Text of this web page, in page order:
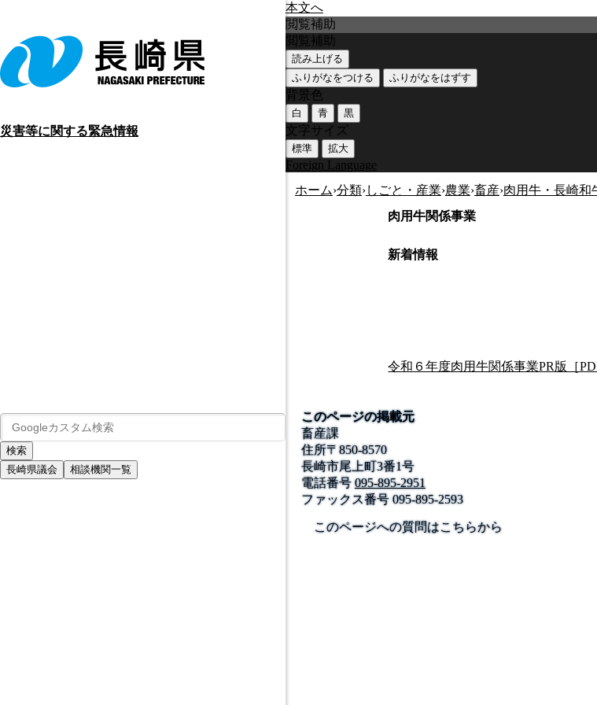
本文へ
災害等に関する緊急情報
長崎県議会 相談機関一覧
閲覧補助
閲覧補助
読み上げる
ふりがなをつける
ふりがなをはずす
背景色
白 青 黒
文字サイズ
標準 拡大
Foreign Language
ホーム›分類›しごと・産業›農業›畜産›肉用牛・長崎和
肉用牛関係事業
新着情報
令和６年度肉用牛関係事業PR版［
このページの掲載元
畜産課
住所〒850-8570
長崎市尾上町3番1号
電話番号 095-895-2951
ファックス番号095-895-2593
このページへの質問はこちらから
公式SNS
このサイトについて
長崎県庁